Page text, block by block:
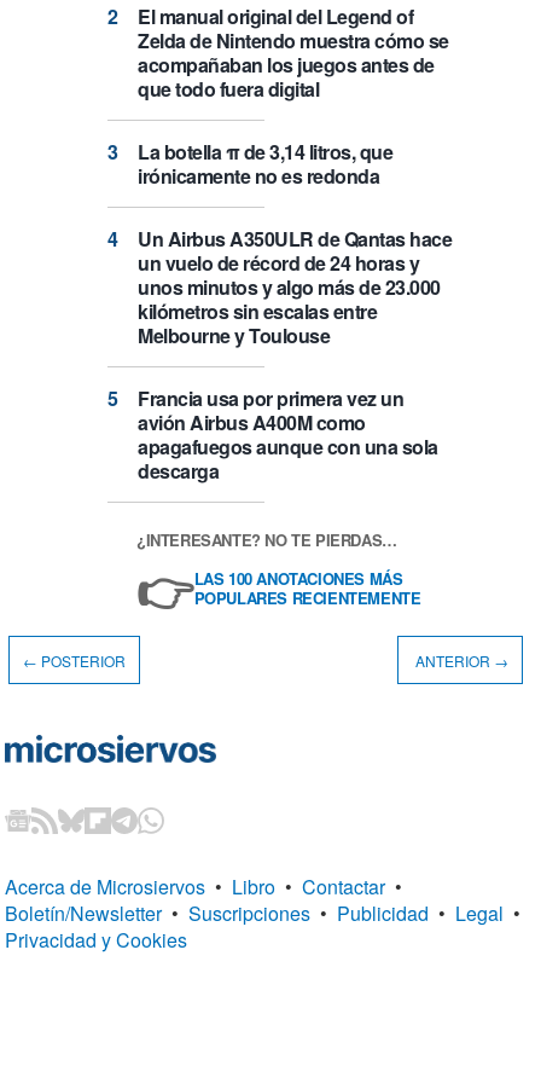
El manual original del Legend of
Zelda de Nintendo muestra cómo se
acompañaban los juegos antes de
que todo fuera digital
La botella π de 3,14 litros, que
irónicamente no es redonda
Un Airbus A350ULR de Qantas hace
un vuelo de récord de 24 horas y
unos minutos y algo más de 23.000
kilómetros sin escalas entre
Melbourne y Toulouse
Francia usa por primera vez un
avión Airbus A400M como
apagafuegos aunque con una sola
descarga
¿INTERESANTE? NO TE PIERDAS…
👉LAS 100 ANOTACIONES MÁS
POPULARES RECIENTEMENTE
← POSTERIOR ANTERIOR →
Acerca de Microsiervos • Libro • Contactar •
Boletín/Newsletter • Suscripciones • Publicidad • Legal •
Privacidad y Cookies